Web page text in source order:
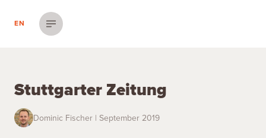
EN
Menü einblenden
Stuttgarter Zeitung
Dominic Fischer | September 2019